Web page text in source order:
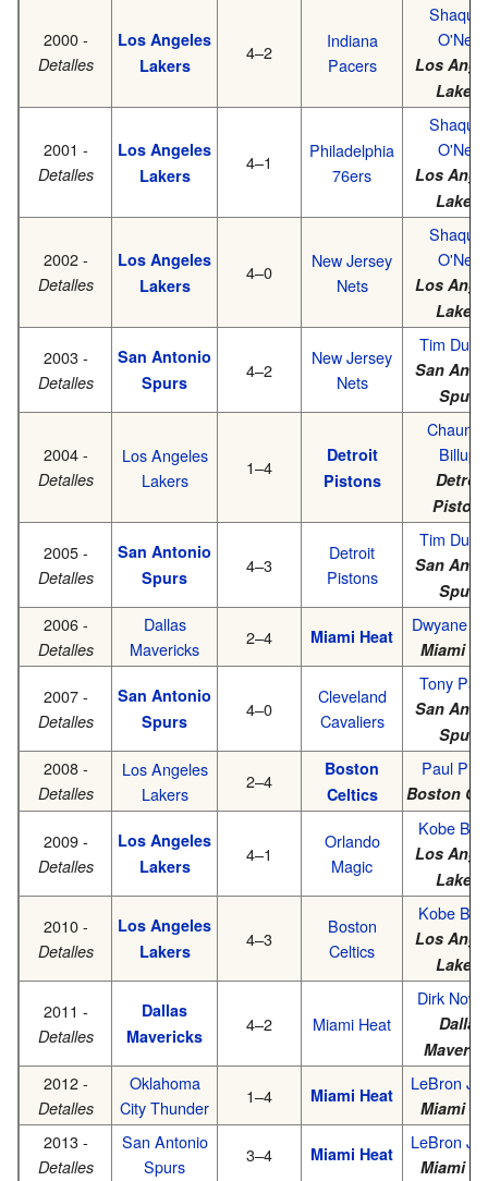
2000 -
Detalles
Los Angeles
Lakers
4–2
Indiana
Pacers
O'Neal
Los
Lakers
2001 -
Detalles
Los Angeles
Lakers
4–1
Philadelphia
76ers
O'Neal
Los
Lakers
2002 -
Detalles
Los Angeles
Lakers
4–0
New Jersey
Nets
O'Neal
Los
Lakers
2003 -
Detalles
San Antonio
Spurs
4–2
New Jersey
Nets
Tim
San
Spurs
2004 -
Detalles
Los Angeles
Lakers
1–4
Detroit
Pistons
Billups
Detroit
2005 -
Detalles
San Antonio
Spurs
4–3
Detroit
Pistons
Tim
San
Spurs
2006 -
Detalles
Dallas
Mavericks
2–4 Miami Heat
Dwyane
Miami
2007 -
Detalles
San Antonio
Spurs
4–0
Cleveland
Cavaliers
Tony
San
Spurs
2008 -
Detalles
Los Angeles
Lakers
2–4
Boston
Celtics
Paul
Boston
2009 -
Detalles
Los Angeles
Lakers
4–1
Orlando
Magic
Kobe
Los
Lakers
2010 -
Detalles
Los Angeles
Lakers
4–3
Boston
Celtics
Kobe
Los
Lakers
2011 -
Detalles
Dallas
Mavericks
4–2 Miami Heat
Dirk
Dallas
2012 -
Detalles
Oklahoma
City Thunder
1–4 Miami Heat
LeBron
Miami
2013 -
Detalles
San Antonio
Spurs
3–4 Miami Heat
LeBron
Miami